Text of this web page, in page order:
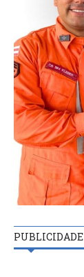
PUBLICIDADE